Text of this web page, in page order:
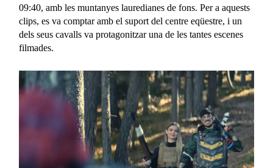
09:40, amb les muntanyes lauredianes de fons. Per a aquests
clips, es va comptar amb el suport del centre eqüestre, i un
dels seus cavalls va protagonitzar una de les tantes escenes
filmades.